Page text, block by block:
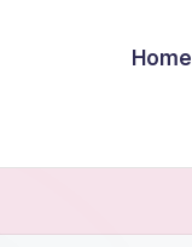
Home